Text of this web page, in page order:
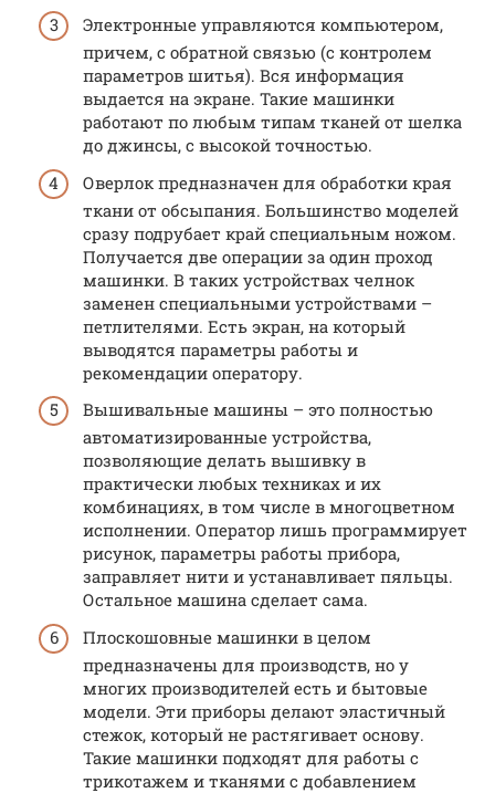
Электронные управляются компьютером,
причем, с обратной связью (с контролем
параметров шитья). Вся информация
выдается на экране. Такие машинки
работают по любым типам тканей от шелка
до джинсы, с высокой точностью.
Оверлок предназначен для обработки края
ткани от обсыпания. Большинство моделей
сразу подрубает край специальным ножом.
Получается две операции за один проход
машинки. В таких устройствах челнок
заменен специальными устройствами –
петлителями. Есть экран, на который
выводятся параметры работы и
рекомендации оператору.
Вышивальные машины – это полностью
автоматизированные устройства,
позволяющие делать вышивку в
практически любых техниках и их
комбинациях, в том числе в многоцветном
исполнении. Оператор лишь программирует
рисунок, параметры работы прибора,
заправляет нити и устанавливает пяльцы.
Остальное машина сделает сама.
Плоскошовные машинки в целом
предназначены для производств, но у
многих производителей есть и бытовые
модели. Эти приборы делают эластичный
стежок, который не растягивает основу.
Такие машинки подходят для работы с
трикотажем и тканями с добавлением